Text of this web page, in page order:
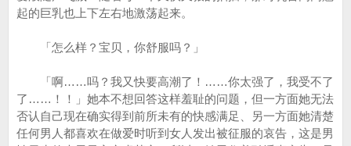
起的巨乳也上下左右地激荡起来。
「怎么样？宝贝，你舒服吗？」
「啊……吗？我又快要高潮了！……你太强了，我受不了
了……！！」她本不想回答这样羞耻的问题，但一方面她无法
否认自己现在确实得到前所未有的快感满足、另一方面她清楚
任何男人都喜欢在做爱时听到女人发出被征服的哀告，这是男